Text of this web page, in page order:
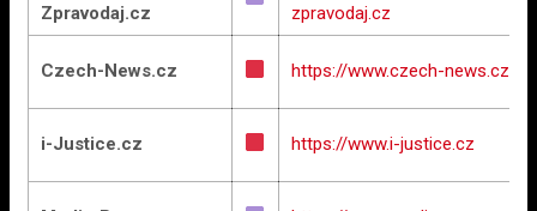
Zpravodaj.cz
zpravodaj.cz
Czech-News.cz https://www.czech-news.cz
i-Justice.cz https://www.i-justice.cz